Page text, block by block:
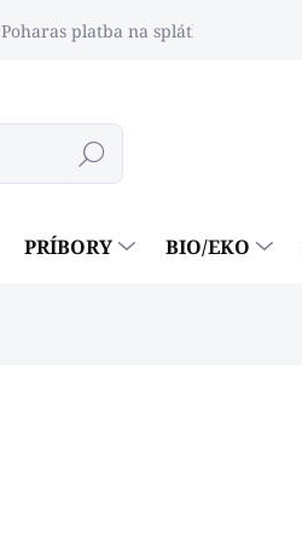
Poharas platba na splátky
Hľadať
PRÍBORY BIO/EKO